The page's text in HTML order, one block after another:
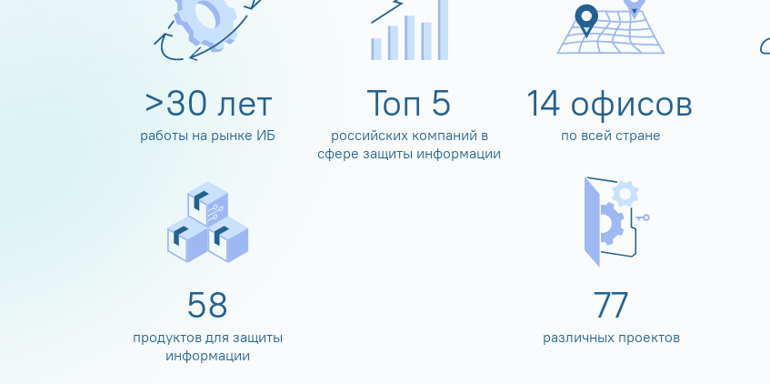
>30 лет
работы на рынке ИБ
Топ 5
российских компаний в
сфере защиты информации
14 офисов
по всей стране
60
продуктов для защиты
информации
80
различных проектов